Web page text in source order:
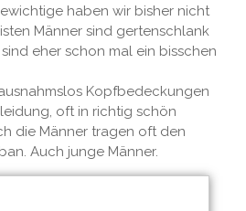
haben wir bisher nicht
Männer sind gertenschlank
eher schon mal ein bisschen
Kopfbedeckungen
oft in richtig schön
die Männer tragen oft den
Auch junge Männer.